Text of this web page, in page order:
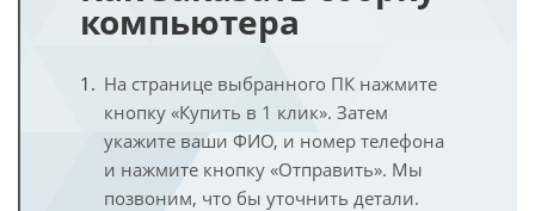
компьютера
На странице выбранного ПК нажмите
кнопку «Купить в 1 клик». Затем
укажите ваши ФИО, и номер телефона
и нажмите кнопку «Отправить». Мы
позвоним, что бы уточнить детали.